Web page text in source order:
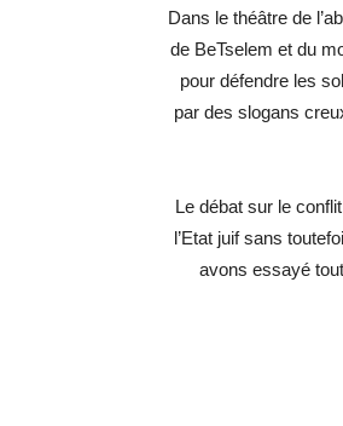
Dans le théâtre de
de BeTselem et du
pour défendre les
par des slogans
Le débat sur le
l’Etat juif sans
avons essayé